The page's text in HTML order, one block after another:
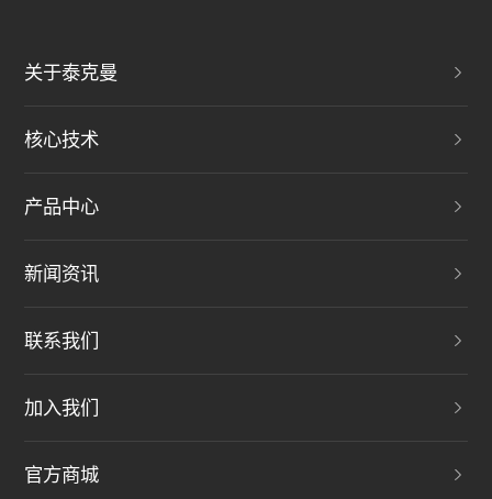
关于泰克曼
核心技术
产品中心
新闻资讯
联系我们
加入我们
官方商城